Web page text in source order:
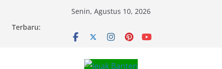
Senin, Agustus 10, 2026
Terbaru: